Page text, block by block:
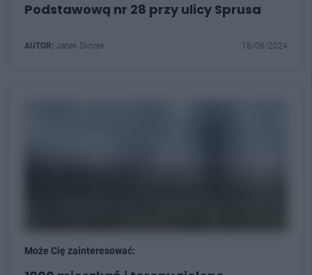
Podstawową nr 28 przy ulicy Sprusa
AUTOR: Jacek Skorek 18/06/2024
Może Cię zainteresować: